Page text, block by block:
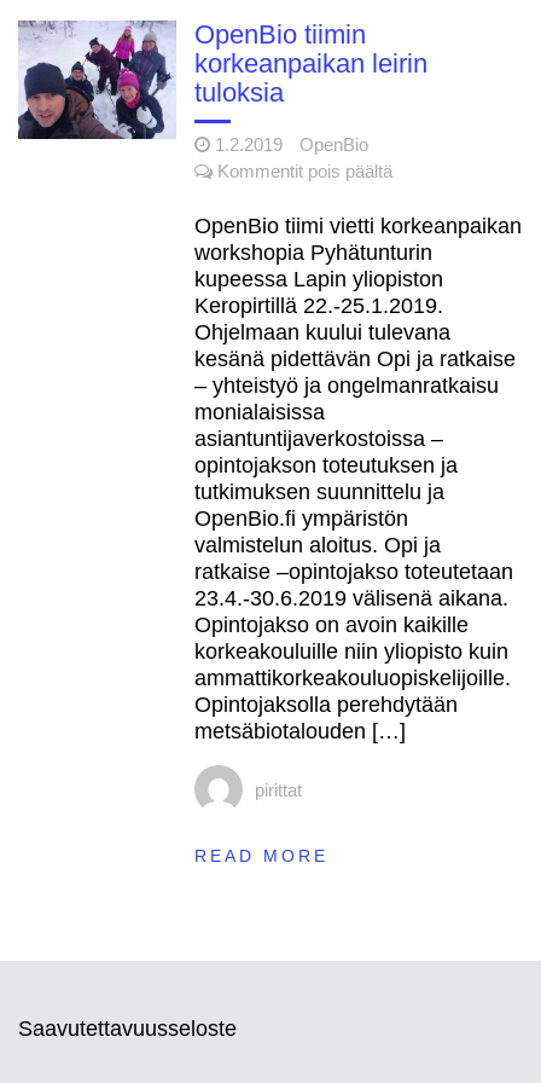
loppuwebinaariin 11.6.2021
6.5.2021
ympäristö näyttää
saavutettavuus
korkeakoulussa -webinaari
21.5.2021
29.6.2021
DigiCampus.fi
1.7.2021 lähtien
OpenBio tiimin
korkeanpaikan leirin
tuloksia
1.2.2019
OpenBio
Kommentit pois päältä
tiimin
korkeanpaikan
leirin
tuloksia
OpenBio tiimi vietti korkeanpaikan
workshopia Pyhätunturin
kupeessa Lapin yliopiston
Keropirtillä 22.-25.1.2019.
Ohjelmaan kuului tulevana
kesänä pidettävän Opi ja ratkaise
– yhteistyö ja ongelmanratkaisu
monialaisissa
asiantuntijaverkostoissa –
opintojakson toteutuksen ja
tutkimuksen suunnittelu ja
OpenBio.fi ympäristön
valmistelun aloitus. Opi ja
ratkaise –opintojakso toteutetaan
23.4.-30.6.2019 välisenä aikana.
Opintojakso on avoin kaikille
korkeakouluille niin yliopisto kuin
ammattikorkeakouluopiskelijoille.
Opintojaksolla perehdytään
metsäbiotalouden […]
pirittat
READ MORE
Saavutettavuusseloste